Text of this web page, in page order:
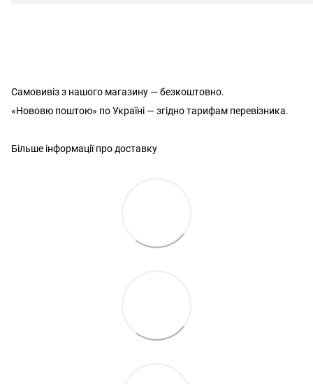
Самовивіз з нашого магазину — безкоштовно.
«Нововю поштою» по Україні — згідно тарифам перевізника.
Більше інформації про доставку